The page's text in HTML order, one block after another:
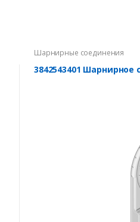
Шарнирные соединения
3842543401 Шарнирное